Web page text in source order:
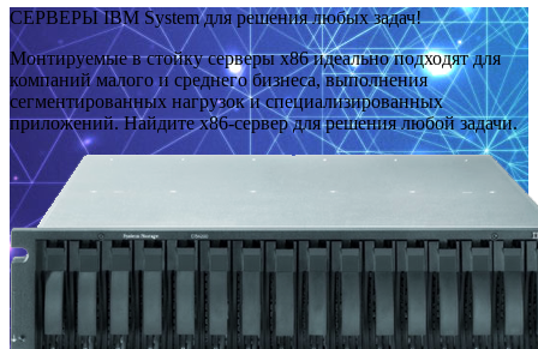
СЕРВЕРЫ IBM System для решения любых задач!
Монтируемые в стойку серверы x86 идеально подходят для
компаний малого и среднего бизнеса, выполнения
сегментированных нагрузок и специализированных
приложений. Найдите x86-сервер для решения любой задачи.